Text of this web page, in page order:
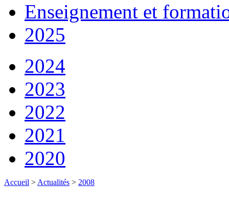
Enseignement et
2025
2024
2023
2022
2021
2020
Accueil > Actualités > 2008